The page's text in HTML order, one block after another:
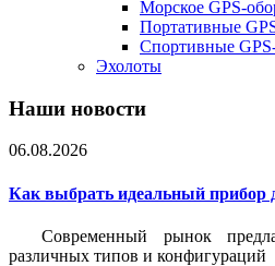
Морское GPS-
Портативные
Спортивные
Эхолоты
Наши новости
06.08.2026
Как выбрать идеальный прибор
Современный рынок
различных типов и конфигураций